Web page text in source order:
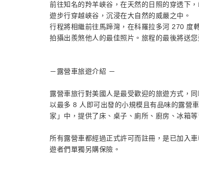
前往知名的羚羊峽谷，在天然的日照的穿透下
遊步行穿越峽谷，沉浸在大自然的威嚴之中。
行程將相繼前往馬蹄灣，在科羅拉多河 270 度
拍攝出羨煞他人的最佳照片。旅程的最後將送
－露營車旅遊介紹 －
露營車旅行對美國人是最受歡迎的旅遊方式，
以最多 8 人即可出發的小規模且有品味的露營
家」中，提供了床、桌子、廁所、廚房、冰箱
所有露營車都經過正式許可而註冊，是已加入
遊者們單獨另購保險。